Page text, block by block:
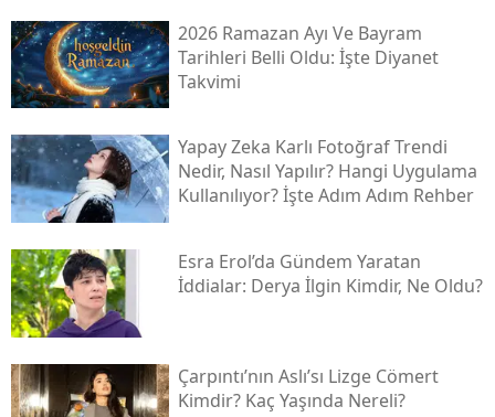
2026 Ramazan Ayı Ve Bayram
Tarihleri Belli Oldu: İşte Diyanet
Takvimi
Yapay Zeka Karlı Fotoğraf Trendi
Nedir, Nasıl Yapılır? Hangi Uygulama
Kullanılıyor? İşte Adım Adım Rehber
Esra Erol’da Gündem Yaratan
İddialar: Derya İlgin Kimdir, Ne Oldu?
Çarpıntı’nın Aslı’sı Lizge Cömert
Kimdir? Kaç Yaşında Nereli?